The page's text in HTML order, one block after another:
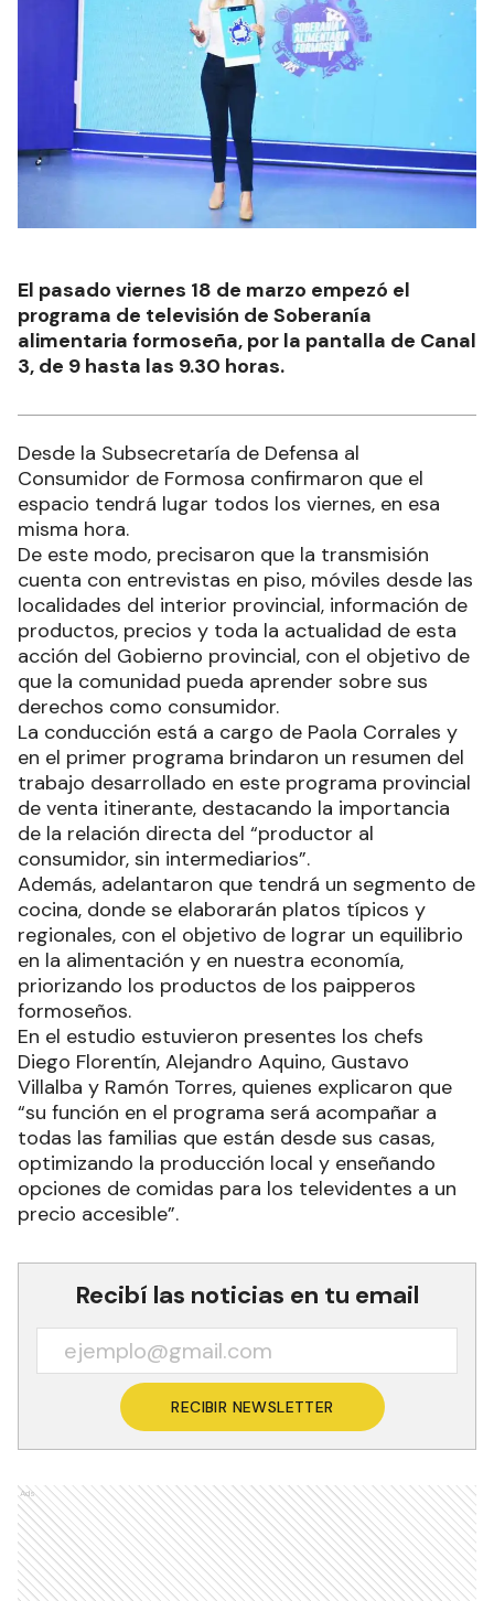
El pasado viernes 18 de marzo empezó el
programa de televisión de Soberanía
alimentaria formoseña, por la pantalla de Canal
3, de 9 hasta las 9.30 horas.
Desde la Subsecretaría de Defensa al
Consumidor de Formosa confirmaron que el
espacio tendrá lugar todos los viernes, en esa
misma hora.
De este modo, precisaron que la transmisión
cuenta con entrevistas en piso, móviles desde las
localidades del interior provincial, información de
productos, precios y toda la actualidad de esta
acción del Gobierno provincial, con el objetivo de
que la comunidad pueda aprender sobre sus
derechos como consumidor.
La conducción está a cargo de Paola Corrales y
en el primer programa brindaron un resumen del
trabajo desarrollado en este programa provincial
de venta itinerante, destacando la importancia
de la relación directa del “productor al
consumidor, sin intermediarios”.
Además, adelantaron que tendrá un segmento de
cocina, donde se elaborarán platos típicos y
regionales, con el objetivo de lograr un equilibrio
en la alimentación y en nuestra economía,
priorizando los productos de los paipperos
formoseños.
En el estudio estuvieron presentes los chefs
Diego Florentín, Alejandro Aquino, Gustavo
Villalba y Ramón Torres, quienes explicaron que
“su función en el programa será acompañar a
todas las familias que están desde sus casas,
optimizando la producción local y enseñando
opciones de comidas para los televidentes a un
precio accesible”.
Recibí las noticias en tu email
RECIBIR NEWSLETTER
Ads